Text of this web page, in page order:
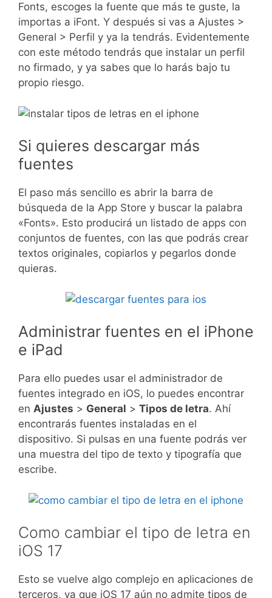
Fonts, escoges la fuente que más te guste, la
importas a iFont. Y después si vas a Ajustes >
General > Perfil y ya la tendrás. Evidentemente
con este método tendrás que instalar un perfil
no firmado, y ya sabes que lo harás bajo tu
propio riesgo.
Si quieres descargar más
fuentes
El paso más sencillo es abrir la barra de
búsqueda de la App Store y buscar la palabra
«Fonts». Esto producirá un listado de apps con
conjuntos de fuentes, con las que podrás crear
textos originales, copiarlos y pegarlos donde
quieras.
Administrar fuentes en el iPhone
e iPad
Para ello puedes usar el administrador de
fuentes integrado en iOS, lo puedes encontrar
en Ajustes > General > Tipos de letra. Ahí
encontrarás fuentes instaladas en el
dispositivo. Si pulsas en una fuente podrás ver
una muestra del tipo de texto y tipografía que
escribe.
Como cambiar el tipo de letra en
iOS 17
Esto se vuelve algo complejo en aplicaciones de
terceros, ya que iOS 17 aún no admite tipos de